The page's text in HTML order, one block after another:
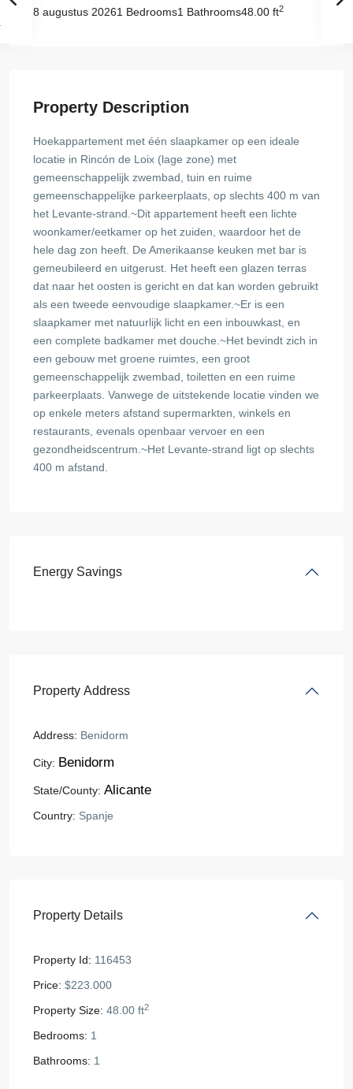
8 augustus 20261 Bedrooms1 Bathrooms48.00 ft2
Property Description
Hoekappartement met één slaapkamer op een ideale
locatie in Rincón de Loix (lage zone) met
gemeenschappelijk zwembad, tuin en ruime
gemeenschappelijke parkeerplaats, op slechts 400 m van
het Levante-strand.~Dit appartement heeft een lichte
woonkamer/eetkamer op het zuiden, waardoor het de
hele dag zon heeft. De Amerikaanse keuken met bar is
gemeubileerd en uitgerust. Het heeft een glazen terras
dat naar het oosten is gericht en dat kan worden gebruikt
als een tweede eenvoudige slaapkamer.~Er is een
slaapkamer met natuurlijk licht en een inbouwkast, en
een complete badkamer met douche.~Het bevindt zich in
een gebouw met groene ruimtes, een groot
gemeenschappelijk zwembad, toiletten en een ruime
parkeerplaats. Vanwege de uitstekende locatie vinden we
op enkele meters afstand supermarkten, winkels en
restaurants, evenals openbaar vervoer en een
gezondheidscentrum.~Het Levante-strand ligt op slechts
400 m afstand.
Energy Savings
Property Address
Address: Benidorm
City: Benidorm
State/County: Alicante
Country: Spanje
Property Details
Property Id: 116453
Price: $223.000
Property Size: 48.00 ft2
Bedrooms: 1
Bathrooms: 1